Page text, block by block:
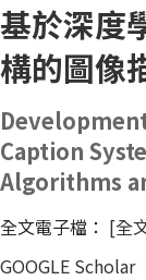
基於深度
構的圖像
Caption
Algorithms
全文電子檔： [全
GOOGLE Scholar